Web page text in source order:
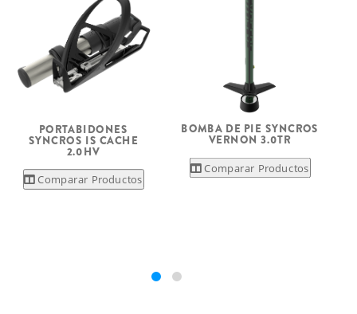
PORTABIDONES
SYNCROS IS CACHE
2.0HV
Comparar Productos
BOMBA DE PIE SYNCROS
VERNON 3.0TR
Comparar Productos